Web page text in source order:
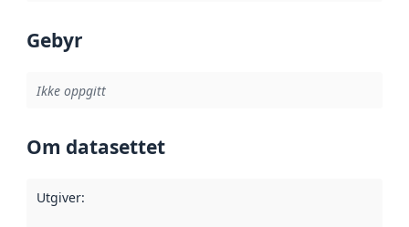
Gebyr
Ikke oppgitt
Om datasettet
Utgiver: